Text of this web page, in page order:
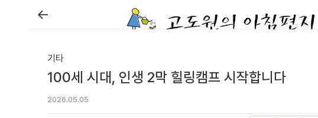
←
기타
100세 시대, 인생 2막 힐링캠프 시작합니다
2026.05.05